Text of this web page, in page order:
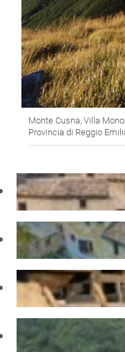
Monte Cusna, Villa
Provincia di Reggio